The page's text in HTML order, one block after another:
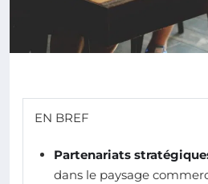
EN BREF
Partenariats
dans le paysage